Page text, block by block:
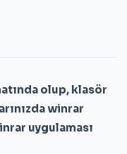
olup, klasör
winrar
uygulaması